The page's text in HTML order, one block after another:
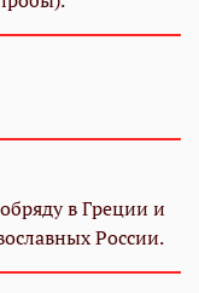
в Греции и
России.